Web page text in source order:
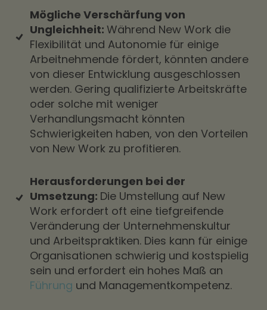
Mögliche Verschärfung von
Ungleichheit: Während New Work die
Flexibilität und Autonomie für einige
Arbeitnehmende fördert, könnten andere
von dieser Entwicklung ausgeschlossen
werden. Gering qualifizierte Arbeitskräfte
oder solche mit weniger
Verhandlungsmacht könnten
Schwierigkeiten haben, von den Vorteilen
von New Work zu profitieren.
Herausforderungen bei der
Umsetzung: Die Umstellung auf New
Work erfordert oft eine tiefgreifende
Veränderung der Unternehmenskultur
und Arbeitspraktiken. Dies kann für einige
Organisationen schwierig und kostspielig
sein und erfordert ein hohes Maß an
Führung und Managementkompetenz.